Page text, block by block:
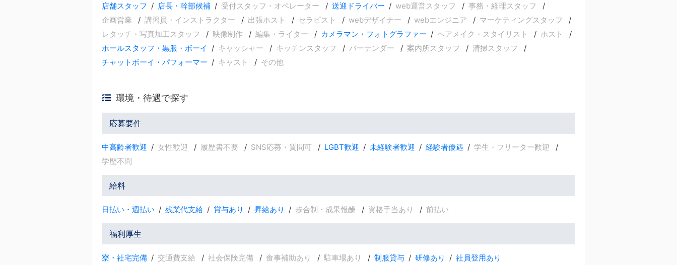
店舗スタッフ 店長・幹部候補 受付スタッフ・オペレーター 送迎ドライバー web運営スタッフ
事務・経理スタッフ
企画営業
講習員・インストラクター 出張ホスト セラピスト webデザイナー webエンジニア
マーケティングスタッフ
レタッチ・写真加工スタッフ
映像制作 編集・ライター カメラマン・フォトグラファー ヘアメイク・スタイリスト
ホスト
ホールスタッフ・黒服・ボーイ
キャッシャー キッチンスタッフ バーテンダー 案内所スタッフ
清掃スタッフ
チャットボーイ・パフォーマー
キャスト その他
環境・待遇で探す
応募要件
中高齢者歓迎 女性歓迎 履歴書不要 SNS応募・質問可 LGBT歓迎 未経験者歓迎 経験者優遇
学生・フリーター歓迎
学歴不問
給料
日払い・週払い 残業代支給 賞与あり 昇給あり 歩合制・成果報酬 資格手当あり 前払い
福利厚生
寮・社宅完備 交通費支給 社会保険完備 食事補助あり 駐車場あり 制服貸与 研修あり 社員登用あり